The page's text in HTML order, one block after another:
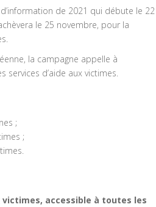
de 2021 qui débute le 22
le 25 novembre, pour la
la campagne appelle à
services d’aide aux victimes.
;
;
accessible à toutes les